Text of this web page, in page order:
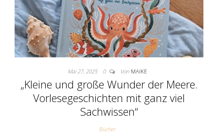
Mai 27, 2025 0 Von MAIKE
„Kleine und große Wunder der Meere.
Vorlesegeschichten mit ganz viel
Sachwissen“
Bücher